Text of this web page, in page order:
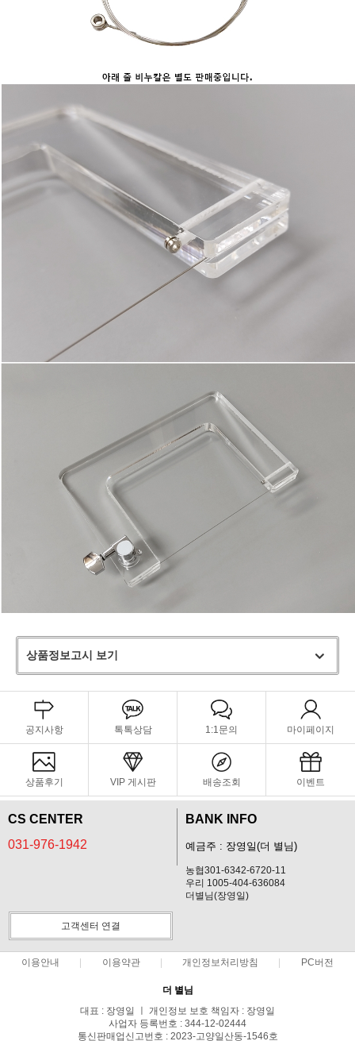
상품정보고시 보기
공지사항 톡톡상담 1:1문의 마이페이지
상품후기 VIP 게시판 배송조회 이벤트
CS CENTER
031-976-1942
BANK INFO
예금주 : 장영일(더 별님)
농협301-6342-6720-11
우리 1005-404-636084
더별님(장영일)
고객센터 연결
이용안내 이용약관 개인정보처리방침 PC버전
더 별님
대표 : 장영일 ㅣ 개인정보 보호 책임자 : 장영일
사업자 등록번호 : 344-12-02444
통신판매업신고번호 : 2023-고양일산동-1546호